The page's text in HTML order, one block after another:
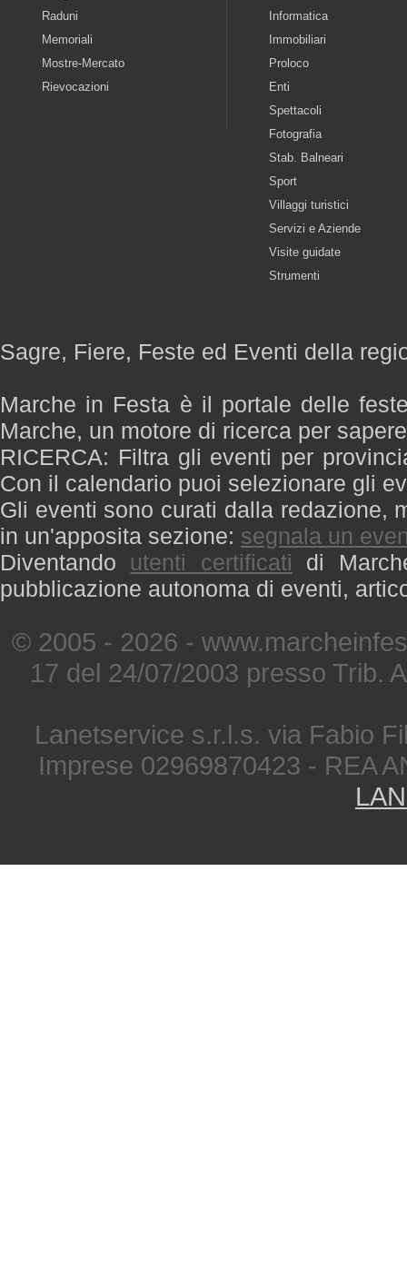
Raduni
Memoriali
Mostre-Mercato
Rievocazioni
Informatica
Immobiliari
Proloco
Enti
Spettacoli
Fotografia
Stab. Balneari
Sport
Villaggi turistici
Servizi e Aziende
Visite guidate
Strumenti
Sagre, Fiere, Feste ed Eventi della
Marche in Festa è il portale delle
Marche, un motore di ricerca per
RICERCA: Filtra gli eventi per
Con il calendario puoi selezionare gli
Gli eventi sono curati dalla redazione,
in un'apposita sezione: segnala un
Diventando utenti certificati di
pubblicazione autonoma di eventi,
© 2005 - 2026 -
17 del 24/07/2003 presso Trib.
Lanetservice s.r.l.s. via Fabio
Imprese 02969870423 - REA